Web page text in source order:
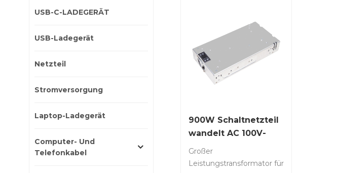
900W Schaltnetzteil
wandelt AC 100V-
240V in DC 24V 37,5A
um
Großer
Leistungstransformator für
USB-C-LADEGERÄT
USB-Ladegerät
Netzteil
Stromversorgung
Laptop-Ladegerät
Computer- Und
Telefonkabel